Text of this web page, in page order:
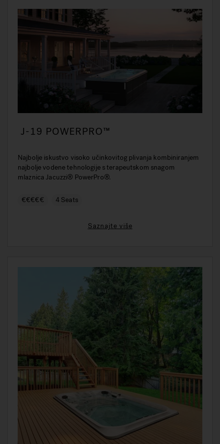
J-19 POWERPRO™
Najbolje iskustvo visoko učinkovitog plivanja kombiniranjem
najbolje vodene tehnologije s terapeutskom snagom
mlaznica Jacuzzi® PowerPro®.
€€€€€ 4 Seats
Saznajte više